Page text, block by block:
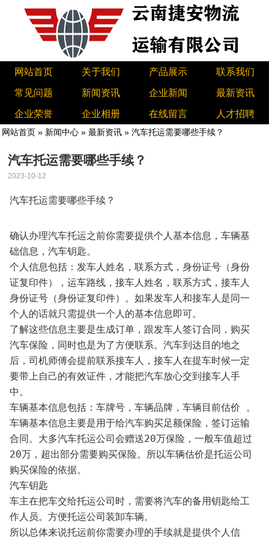
网站首页 关于我们 产品展示 联系我们
常见问题 新闻资讯 企业新闻 最新资讯
企业荣誉 企业相册 在线留言 人才招聘
网站首页 » 新闻中心 » 最新资讯 » 汽车托运需要哪些手续？
汽车托运需要哪些手续？
2023-10-12
汽车托运需要哪些手续？
确认办理汽车托运之前你需要提供个人基本信息，车辆基
础信息，汽车钥匙。
个人信息包括：发车人姓名，联系方式，身份证号（身份
证复印件），运车路线，接车人姓名，联系方式，接车人
身份证号（身份证复印件）。如果发车人和接车人是同一
个人的话就只需提供一个人的基本信息即可。
了解这些信息主要是生成订单，跟发车人签订合同，购买
汽车保险，同时也是为了方便联系。汽车到达目的地之
后，司机师傅会提前联系接车人，接车人在提车时候一定
要带上自己的有效证件，才能把汽车放心交到接车人手
中。
车辆基本信息包括：车牌号，车辆品牌，车辆目前估价 。
车辆基本信息主要是用于给汽车购买足额保险，签订运输
合同。大多汽车托运公司会赠送20万保险，一般车值超过
20万，超出部分需要购买保险。所以车辆估价是托运公司
购买保险的依据。
汽车钥匙
车主在把车交给托运公司时，需要将汽车的备用钥匙给工
作人员。方便托运公司装卸车辆。
所以总体来说托运前你需要办理的手续就是提供个人信